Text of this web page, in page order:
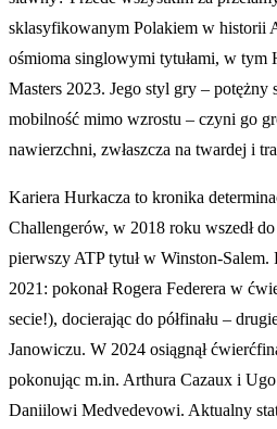
sklasyfikowanym Polakiem w historii
ośmioma singlowymi tytułami, w tym
Masters 2023. Jego styl gry – potężny
mobilność mimo wzrostu – czyni go
nawierzchni, zwłaszcza na twardej i
Kariera Hurkacza to kronika
Challengerów, w 2018 roku wszedł
pierwszy ATP tytuł w Winston-Salem.
2021: pokonał Rogera Federera w
secie!), docierając do półfinału –
Janowiczu. W 2024 osiągnął
pokonując m.in. Arthura Cazaux i
Daniilowi Medvedevowi. Aktualny